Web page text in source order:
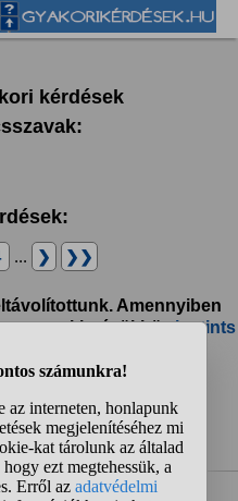
kérdések
... ❯ ❯❯
Amennyiben
megtekintésükhözkattints
... ❯ ❯❯